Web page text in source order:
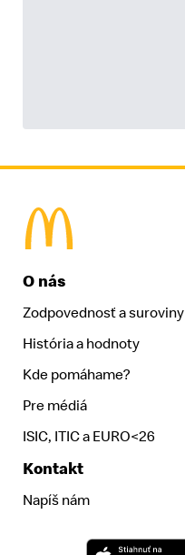
O nás
Zodpovednosť a suroviny
História a hodnoty
Kde pomáhame?
Pre médiá
ISIC, ITIC a EURO<26
Kontakt
Napíš nám